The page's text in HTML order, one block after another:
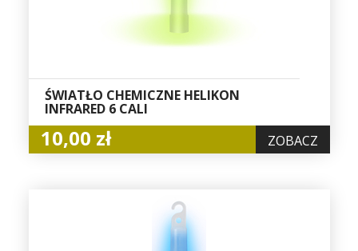
ŚWIATŁO CHEMICZNE HELIKON
INFRARED 6 CALI
10,00 zł ZOBACZ